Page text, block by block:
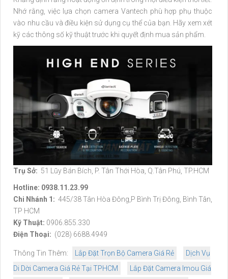
Nhớ rằng, việc lựa chọn camera Vantech phù hợp phụ thuộc
vào nhu cầu và điều kiện sử dụng cụ thể của bạn. Hãy xem xét
kỹ các thông số kỹ thuật trước khi quyết định mua sản phẩm.
Trụ Sở: 51 Lũy Bán Bích, P. Tân Thới Hòa, Q.Tân Phú, TP.HCM
Hotline: 0938.11.23.99
Chi Nhánh 1: 445/38 Tân Hòa Đông,P Bình Trị Đông, Bình Tân,
TP HCM
Kỹ Thuật: 0906.855.330
Điện Thoại: (028) 6688.4949
Thông Tin Thêm: Lắp Đặt Trọn Bộ Camera Giá Rẻ
Dịch Vụ
Di Dời Camera Giá Rẻ Tại TPHCM
Lắp Đặt Camera Imou Giá